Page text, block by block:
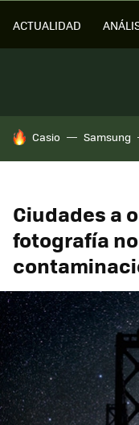
ACTUALIDAD
HOY SE HABLA DE
Casio Samsung
Ciudades a
fotografía